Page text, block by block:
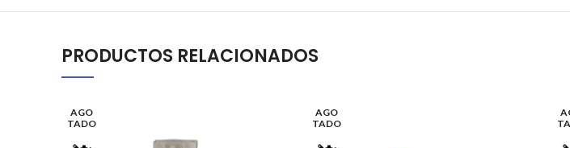
PRODUCTOS RELACIONADOS
AGO
TADO
AGO
TADO